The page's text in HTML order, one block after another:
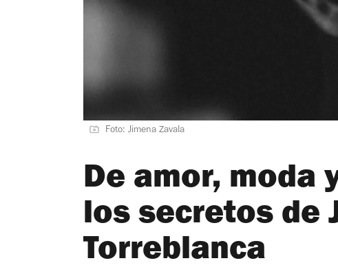
Foto: Jimena Zavala
De amor, moda
los secretos de
Torreblanca